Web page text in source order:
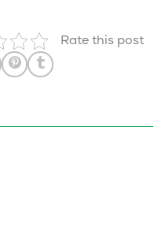
Rate this post